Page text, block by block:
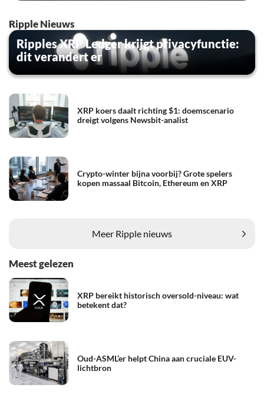
Ripple Nieuws
Ripples XRP Ledger krijgt privacyfunctie:
dit verandert er
XRP koers daalt richting $1: doemscenario
dreigt volgens Newsbit-analist
Crypto-winter bijna voorbij? Grote spelers
kopen massaal Bitcoin, Ethereum en XRP
Meer Ripple nieuws
Meest gelezen
XRP bereikt historisch oversold-niveau: wat
betekent dat?
Oud-ASML’er helpt China aan cruciale EUV-
lichtbron